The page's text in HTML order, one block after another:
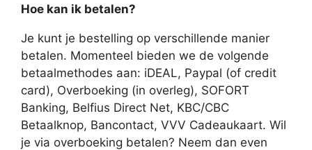
Hoe kan ik betalen?
Je kunt je bestelling op verschillende manier
betalen. Momenteel bieden we de volgende
betaalmethodes aan: iDEAL, Paypal (of credit
card), Overboeking (in overleg), SOFORT
Banking, Belfius Direct Net, KBC/CBC
Betaalknop, Bancontact, VVV Cadeaukaart. Wil
je via overboeking betalen? Neem dan even